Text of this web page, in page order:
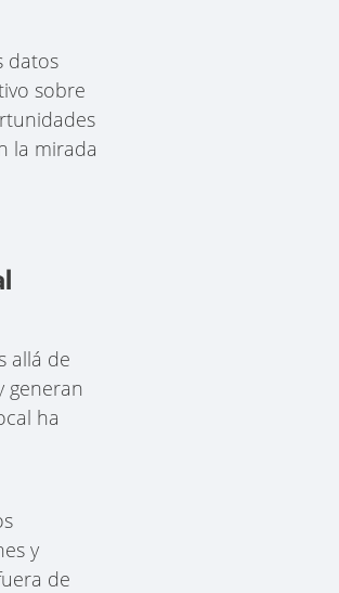
datos
sobre
la mirada
allá de
generan
ha
y
de